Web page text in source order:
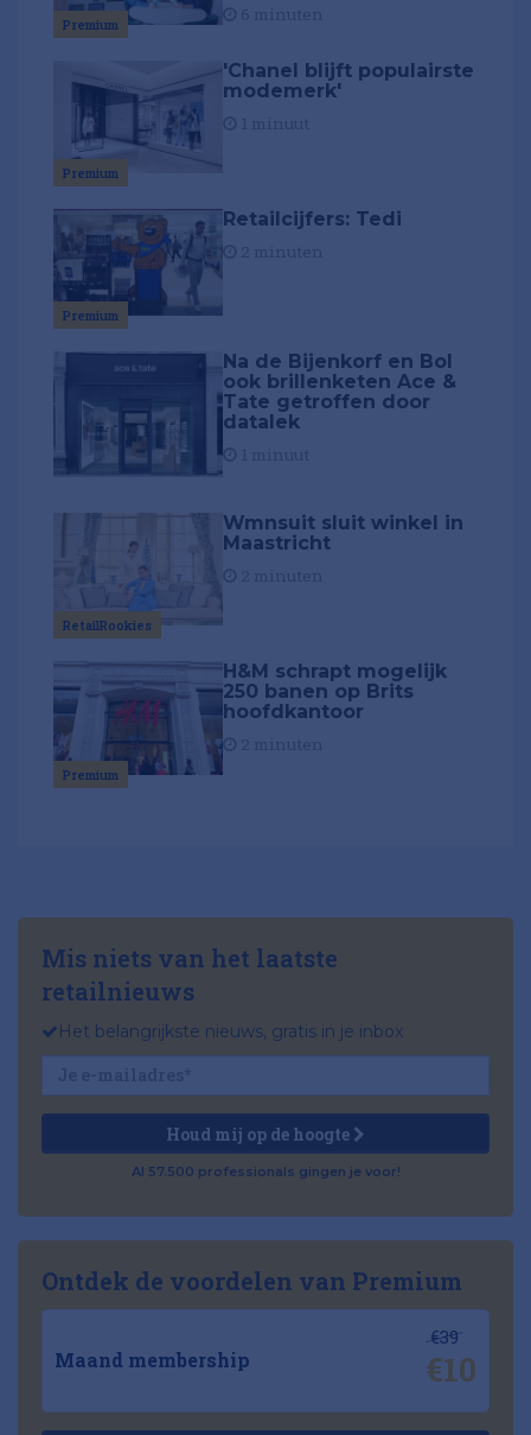
Premium
Premium
'Chanel blijft populairste
modemerk'
Premium
Retailcijfers: Tedi
Na de Bijenkorf en Bol
ook brillenketen Ace &
Tate getroffen door
datalek
RetailRookies
Wmnsuit sluit winkel in
Maastricht
Premium
H&M schrapt mogelijk
250 banen op Brits
hoofdkantoor
Mis niets van het laatste
retailnieuws
Het belangrijkste nieuws, gratis in je inbox
Houd mij op de hoogte
Al 57.500 professionals gingen je voor!
Ontdek de voordelen van Premium
Maand membership
€39
€10